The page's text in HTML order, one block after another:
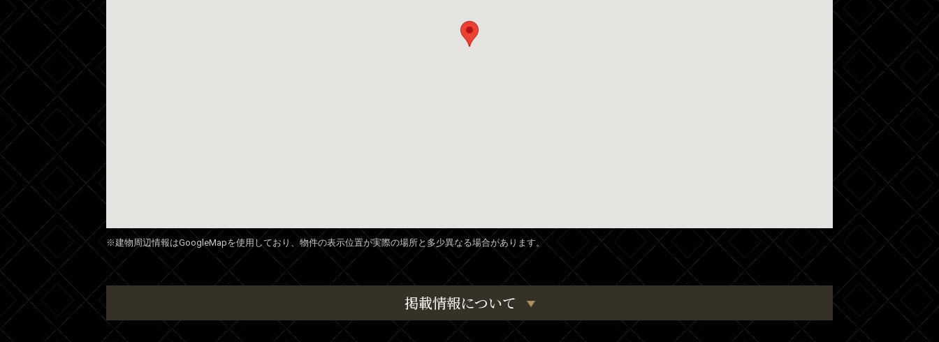
※建物周辺情報はGoogleMapを使用しており、物件の表示位置が実際の場所と多少異なる場合があります。
掲載情報について